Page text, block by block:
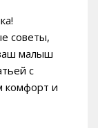
советы,
малыш
с
комфорт и